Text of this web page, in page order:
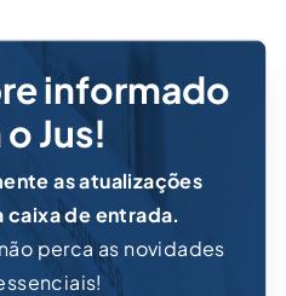
informado
Jus!
as atualizações
caixa de entrada.
perca as novidades